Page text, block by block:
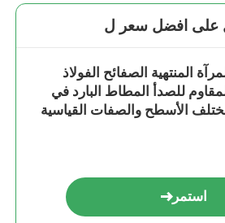
على افضل سعر ل
المنتهية الصفائح الفولاذ
للصدأ المطاط البارد في
الأسطح والصفات القياسية
استمر